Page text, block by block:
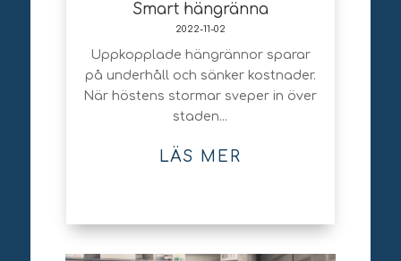
Smart hängränna
2022-11-02
Uppkopplade hängrännor sparar
på underhåll och sänker kostnader.
När höstens stormar sveper in över
staden...
LÄS MER